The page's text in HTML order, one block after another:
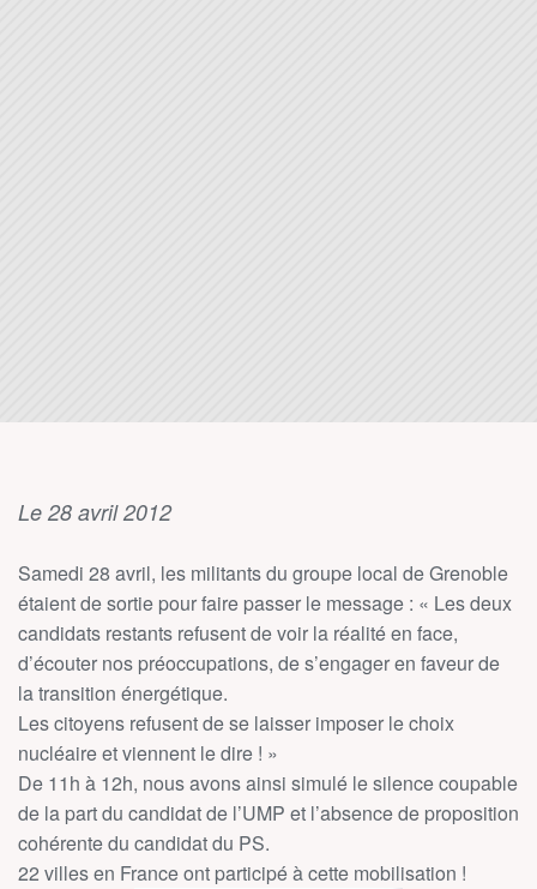
Le 28 avril 2012
Samedi 28 avril, les militants du groupe local de Grenoble
étaient de sortie pour faire passer le message : « Les deux
candidats restants refusent de voir la réalité en face,
d’écouter nos préoccupations, de s’engager en faveur de
la transition énergétique.
Les citoyens refusent de se laisser imposer le choix
nucléaire et viennent le dire ! »
De 11h à 12h, nous avons ainsi simulé le silence coupable
de la part du candidat de l’UMP et l’absence de proposition
cohérente du candidat du PS.
22 villes en France ont participé à cette mobilisation !